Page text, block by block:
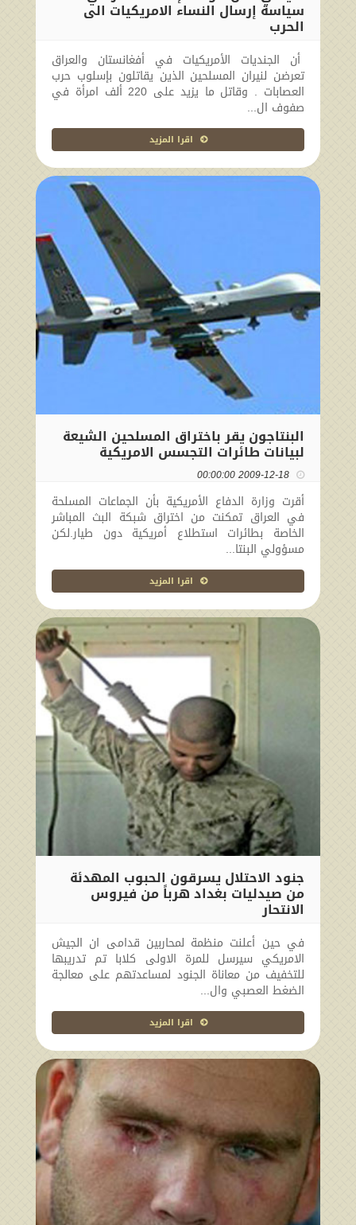
سياسة إرسال النساء الامريكيات الى
الحرب
أن الجنديات الأمريكيات في أفغانستان والعراق
تعرضن لنيران المسلحين الذين يقاتلون بإسلوب حرب
العصابات . وقاتل ما يزيد على 220 ألف امرأة في
صفوف ال...
اقرا المزيد
البنتاجون يقر باختراق المسلحين الشيعة
لبيانات طائرات التجسس الامريكية
2009-12-18 00:00:00
أقرت وزارة الدفاع الأمريكية بأن الجماعات المسلحة
في العراق تمكنت من اختراق شبكة البث المباشر
الخاصة بطائرات استطلاع أمريكية دون طيار.لكن
مسؤولي البنتا...
اقرا المزيد
جنود الاحتلال يسرقون الحبوب المهدئة
من صيدليات بغداد هرباً من فيروس
الانتحار
2009-12-15 00:00:00
في حين أعلنت منظمة لمحاربين قدامى ان الجيش
الامريكي سيرسل للمرة الاولى كلابا تم تدريبها
للتخفيف من معاناة الجنود لمساعدتهم على معالجة
الضغط العصبي وال...
اقرا المزيد